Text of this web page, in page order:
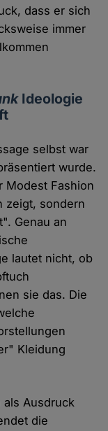
dass er sich
immer
Ideologie
selbst war
wurde.
Modest Fashion
zeigt, sondern
Genau an
lautet nicht, ob
sie das. Die
Kleidung
Ausdruck
die